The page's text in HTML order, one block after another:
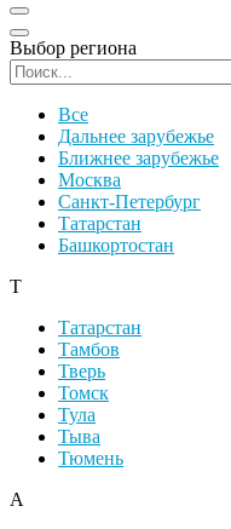
Выбор региона
Все
Дальнее зарубежье
Ближнее зарубежье
Москва
Санкт-Петербург
Татарстан
Башкортостан
Т
Татарстан
Тамбов
Тверь
Томск
Тула
Тыва
Тюмень
А